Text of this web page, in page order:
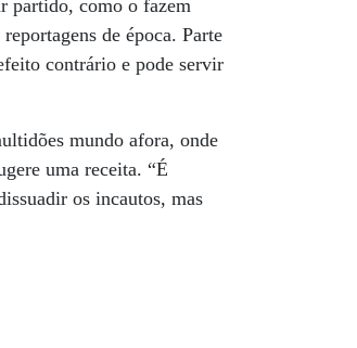
partido, como o fazem
de época. Parte
contrário e pode servir
mundo afora, onde
uma receita. “É
os incautos, mas